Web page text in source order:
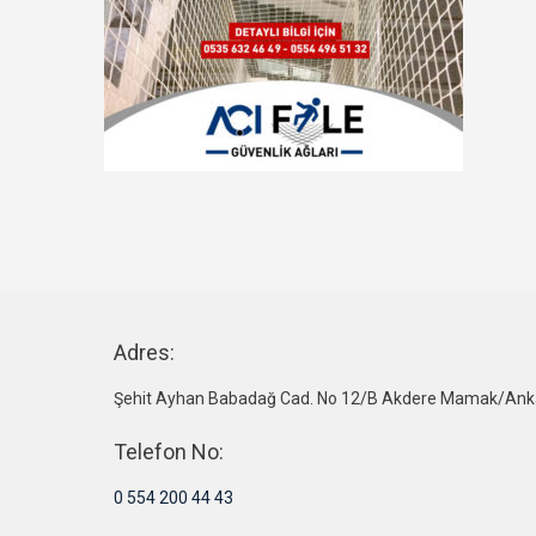
Adres:
Şehit Ayhan Babadağ Cad. No 12/B Akdere Mamak/
Telefon No:
0 554 200 44 43